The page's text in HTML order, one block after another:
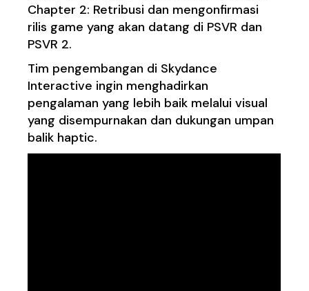
Chapter 2: Retribusi dan mengonfirmasi
rilis game yang akan datang di PSVR dan
PSVR 2.
Tim pengembangan di Skydance
Interactive ingin menghadirkan
pengalaman yang lebih baik melalui visual
yang disempurnakan dan dukungan umpan
balik haptic.